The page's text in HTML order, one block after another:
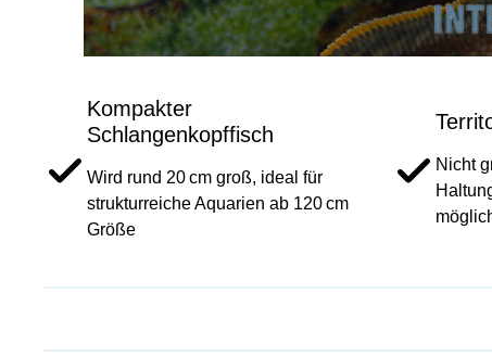
Kompakter
Schlangenkopffisch
Wird rund 20 cm groß, ideal für
strukturreiche Aquarien ab 120 cm
Größe
Nicht